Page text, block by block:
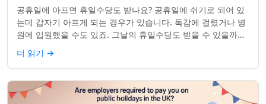
공휴일에 아프면 휴일수당도 받나요? 공휴일에 쉬기로 되어 있
는데 갑자기 아프게 되는 경우가 있습니다. 독감에 걸렸거나 병
원에 입원했을 수도 있죠. 그날의 휴일수당도 받을 수 있을까요?
더 읽기 →